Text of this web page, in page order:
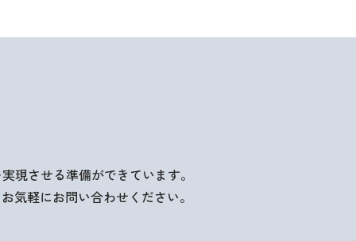
現させる準備ができています。
気軽にお問い合わせください。